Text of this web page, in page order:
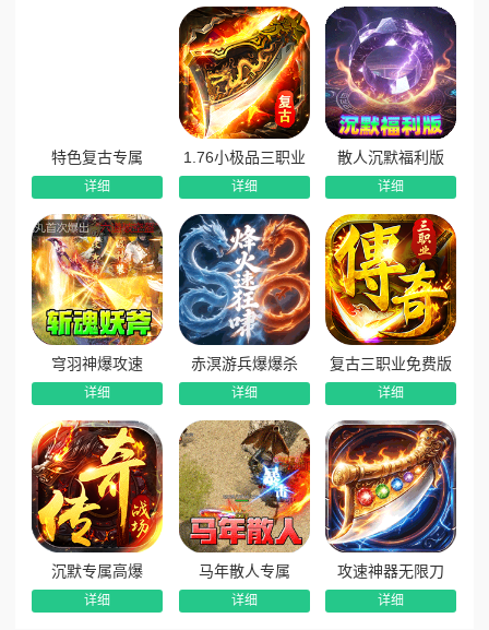
特色复古专属
详细
1.76小极品三职业
详细
散人沉默福利版
详细
穹羽神爆攻速
详细
赤溟游兵爆爆杀
详细
复古三职业免费版
详细
沉默专属高爆
详细
马年散人专属
详细
攻速神器无限刀
详细